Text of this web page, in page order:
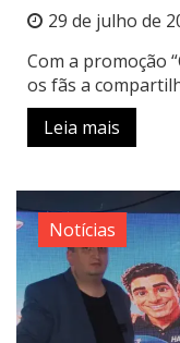
29 de julho de
Com a promoção
os fãs a
Leia mais
Notícias